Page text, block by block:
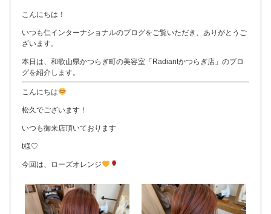
こんにちは！
いつも仁インターナショナルのブログをご覧いただき、ありがとうご
ざいます。
本日は、和歌山県かつらぎ町の美容室「Radiantかつらぎ店」のブロ
グを紹介します。
こんにちは
松久でございます！
いつも御来店頂いております
t様♡
今回は、ローズオレンジ